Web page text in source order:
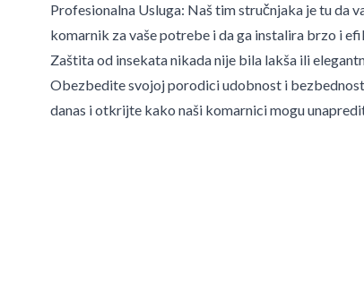
Profesionalna Usluga: Naš tim stručnjaka je tu da
komarnik za vaše potrebe i da ga instalira brzo i
Zaštita od insekata nikada nije bila lakša ili
Obezbedite svojoj porodici udobnost i
danas i otkrijte kako naši komarnici mogu